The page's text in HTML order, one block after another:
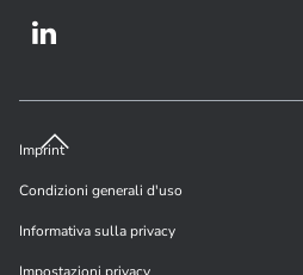
Imprint
Condizioni generali d'uso
Informativa sulla privacy